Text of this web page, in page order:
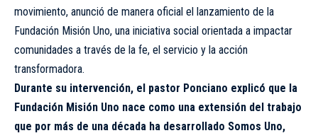
movimiento, anunció de manera oficial el lanzamiento de la
Fundación Misión Uno, una iniciativa social orientada a impactar
comunidades a través de la fe, el servicio y la acción
transformadora.
Durante su intervención, el pastor Ponciano explicó que la
Fundación Misión Uno nace como una extensión del trabajo
que por más de una década ha desarrollado Somos Uno,